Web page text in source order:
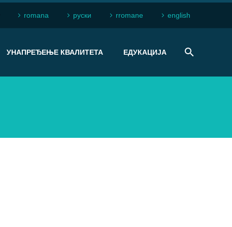
romana рyски rromane english
УНАПРЕЂЕЊЕ КВАЛИТЕТА ЕДУКАЦИЈА